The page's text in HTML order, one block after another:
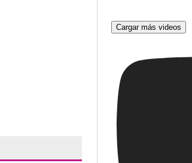
Los compadritos
Cargar más videos